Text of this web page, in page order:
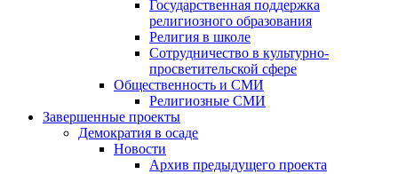
Государственная поддержка
религиозного образования
Религия в школе
Сотрудничество в культурно-
просветительской сфере
Общественность и СМИ
Религиозные СМИ
Завершенные проекты
Демократия в осаде
Новости
Архив предыдущего проекта